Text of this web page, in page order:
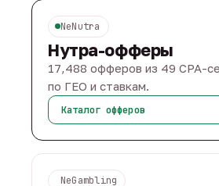
NeNutra
Нутра-офферы
17,488 офферов из 49 CPA-
по ГЕО и ставкам.
Каталог офферов
NeGambling